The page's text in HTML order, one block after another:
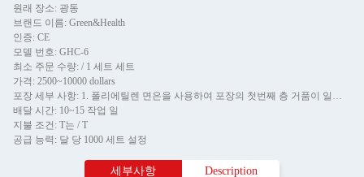
원래 장소: 광동
브랜드 이름: Green&Health
인증: CE
모델 번호: GHC-6
최소 주문 수량: / 1 세트 세트
가격: 2500~10000 dollars
포장 세부 사항: 1. 폴리에틸렌 면은을 사용하여 포장의 첫번째 층 거품이 일었습니다. 2. 패킹의 두번째 층으로 뻗기 영화를 사용하는. 3. 패킹의 제 3의 층으로 나무 상자/나무로 되
배달 시간: 10~15 작업 일
지불 조건: T는 / T
공급 능력: 달 당 1000 세트 설정
세부사항 Description